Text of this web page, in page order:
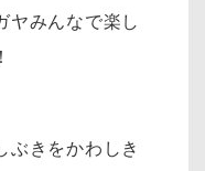
ヤみんなで楽し
きをかわしき